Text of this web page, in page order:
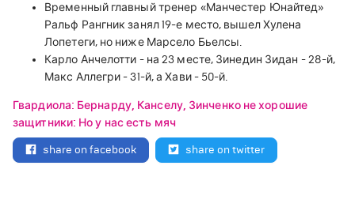
Временный главный тренер «Манчестер Юнайтед»
Ральф Рангник занял 19-е место, вышел Хулена
Лопетеги, но ниже Марсело Бьелсы.
Карло Анчелотти - на 23 месте, Зинедин Зидан - 28-й,
Макс Аллегри - 31-й, а Хави - 50-й.
Гвардиола: Бернарду, Канселу, Зинченко не хорошие
защитники: Но у нас есть мяч
share on facebook
share on twitter